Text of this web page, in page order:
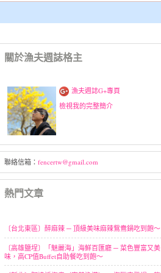
關於漁夫週誌格主
漁夫週誌G+專頁
檢視我的完整簡介
聯絡信箱： fencertw@gmail.com
熱門文章
〔台北東區〕醉麻辣 ─ 頂級美味麻辣鴛鴦鍋吃到飽～
〔高雄鹽埕〕「魅麗海」海鮮百匯廳 ─ 菜色豐富又美
味，高CP值Buffet自助餐吃到飽～